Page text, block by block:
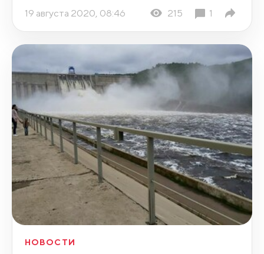
19 августа 2020, 08:46 215 1
НОВОСТИ